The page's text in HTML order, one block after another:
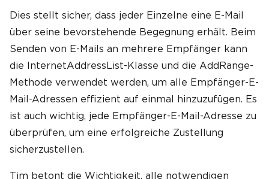
Dies stellt sicher, dass jeder Einzelne eine E-Mail
über seine bevorstehende Begegnung erhält. Beim
Senden von E-Mails an mehrere Empfänger kann
die InternetAddressList-Klasse und die AddRange-
Methode verwendet werden, um alle Empfänger-E-
Mail-Adressen effizient auf einmal hinzuzufügen. Es
ist auch wichtig, jede Empfänger-E-Mail-Adresse zu
überprüfen, um eine erfolgreiche Zustellung
sicherzustellen.
Tim betont die Wichtigkeit, alle notwendigen